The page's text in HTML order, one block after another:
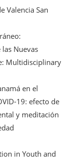
Valencia San
Nuevas
Multidisciplinary
en el
19: efecto de
y meditación
in Youth and